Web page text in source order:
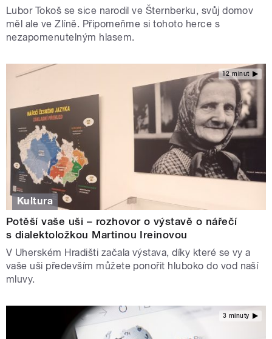
Lubor Tokoš se sice narodil ve Šternberku, svůj domov
měl ale ve Zlíně. Připomeňme si tohoto herce s
nezapomenutelným hlasem.
12 minut
Kultura
Potěší vaše uši – rozhovor o výstavě o nářečí
s dialektoložkou Martinou Ireinovou
V Uherském Hradišti začala výstava, díky které se vy a
vaše uši především můžete ponořit hluboko do vod naší
mluvy.
3 minuty